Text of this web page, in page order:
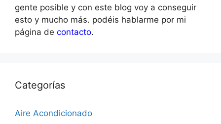
gente posible y con este blog voy a conseguir
esto y mucho más. podéis hablarme por mi
página de contacto.
Categorías
Aire Acondicionado